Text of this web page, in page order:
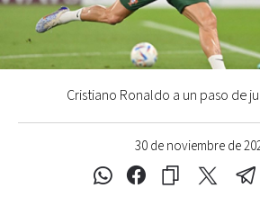
30 de noviembre de
Cristiano Ronaldo a un paso de